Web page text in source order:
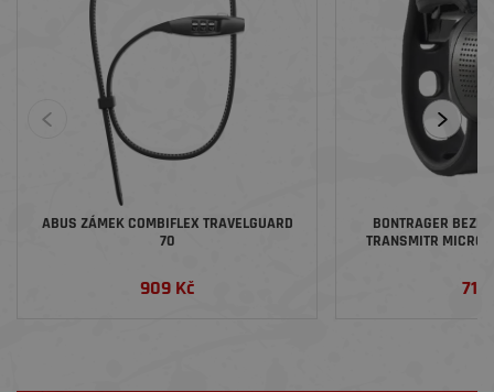
ABUS ZÁMEK COMBIFLEX TRAVELGUARD
70
909 Kč
BONTRAGER
TRANSMITR MICRO
719